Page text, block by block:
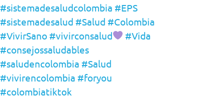
#sistemadesaludcolombia #EPS
#sistemadesalud #Salud #Colombia
#VivirSano #vivirconsalud
#Vida
#consejossaludables
#saludencolombia #Salud
#vivirencolombia #foryou
#colombiatiktok